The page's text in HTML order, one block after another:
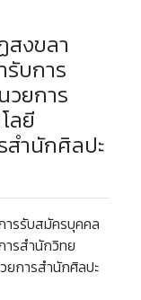
สงขลา
รับการ
วยการ
ลยี
สำนักศิลปะ
ารรับสมัครบุคคล
ารสำนักวิทย
ยการสำนักศิลปะ